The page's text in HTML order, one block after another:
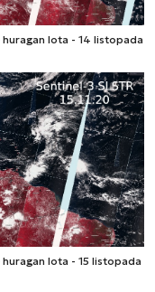
Iota - 14 listopada
Iota - 15 listopada